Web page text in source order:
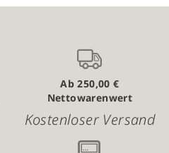
Ab 250,00 €
Nettowarenwert
Kostenloser Versand